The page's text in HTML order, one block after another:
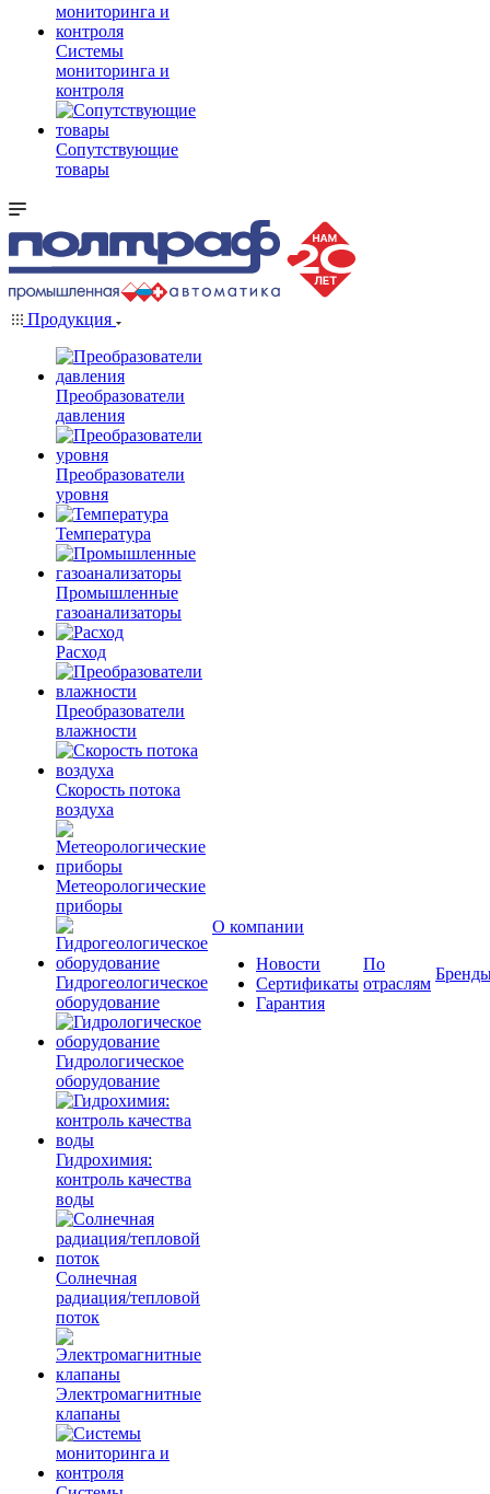
Системы
мониторинга и
контроля
Сопутствующие
товары
Продукция
Преобразователи
давления
Преобразователи
уровня
Температура
Промышленные
газоанализаторы
Расход
Преобразователи
влажности
Скорость потока
воздуха
Метеорологические
приборы
Гидрогеологическое
оборудование
Гидрологическое
оборудование
Гидрохимия:
контроль качества
воды
Солнечная
радиация/тепловой
поток
Электромагнитные
клапаны
О компании
Новости
Сертификаты
Гарантия
По
отраслям